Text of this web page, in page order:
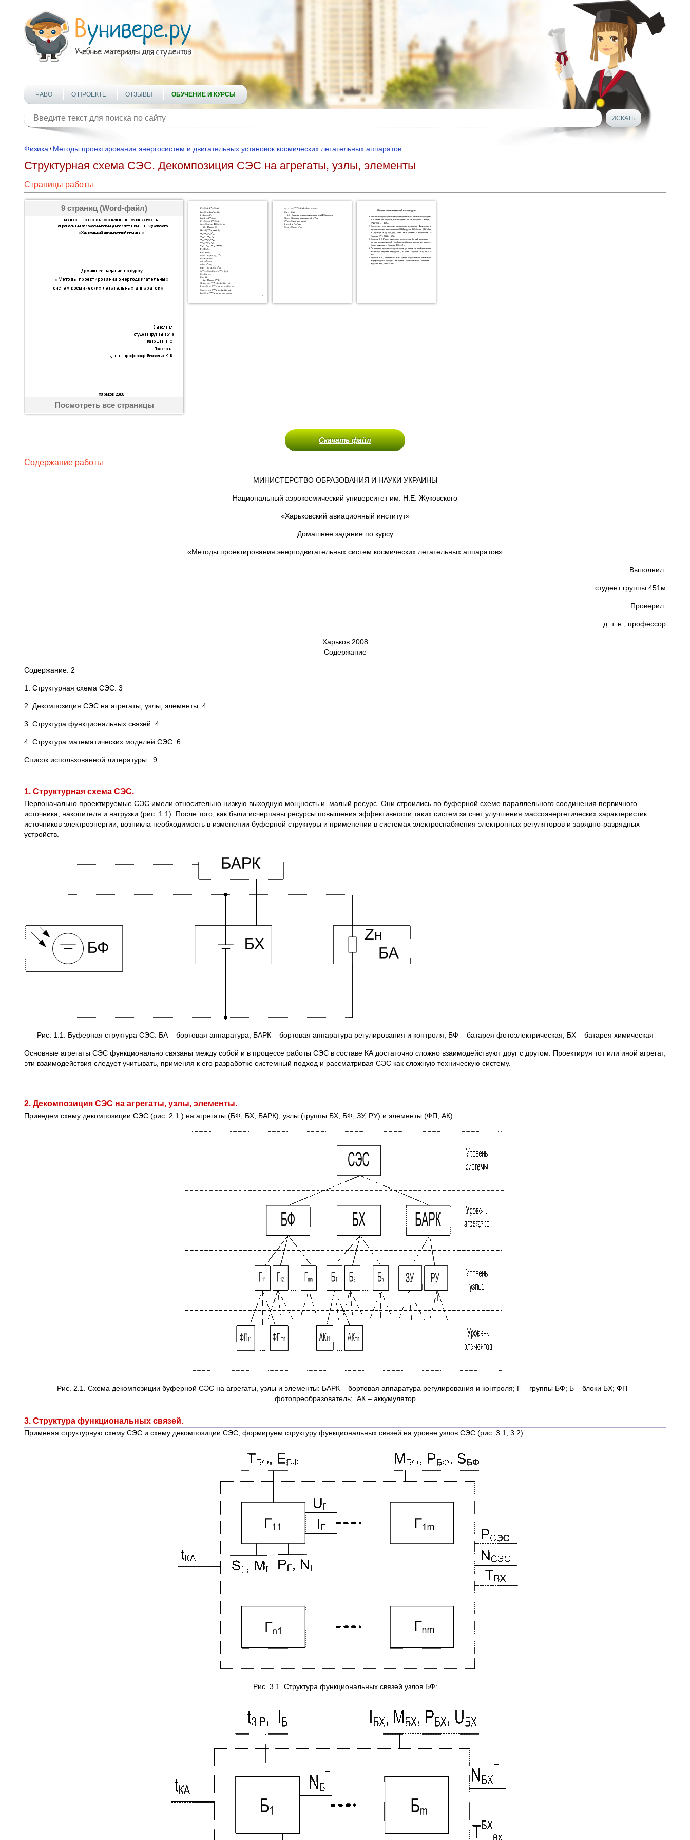
ЧАВО О ПРОЕКТЕ ОТЗЫВЫ ОБУЧЕНИЕ И КУРСЫ
Физика \ Методы проектирования энергосистем и двигательных установок космических летательных аппаратов
Структурная схема СЭС. Декомпозиция СЭС на агрегаты, узлы, элементы
Страницы работы
9 страниц (Word-файл)
Посмотреть все страницы
Скачать файл
Содержание работы
МИНИСТЕРСТВО ОБРАЗОВАНИЯ И НАУКИ УКРАИНЫ
Национальный аэрокосмический университет им. Н.Е. Жуковского
«Харьковский авиационный институт»
Домашнее задание по курсу
«Методы проектирования энергодвигательных систем космических летательных аппаратов»
Выполнил:
студент группы 451м
Проверил:
д. т. н., профессор
Харьков 2008
Содержание
Содержание. 2
1. Структурная схема СЭС. 3
2. Декомпозиция СЭС на агрегаты, узлы, элементы. 4
3. Структура функциональных связей. 4
4. Структура математических моделей СЭС. 6
Список использованной литературы.. 9
1. Структурная схема СЭС.
Первоначально проектируемые СЭС имели относительно низкую выходную мощность и малый ресурс. Они строились по буферной схеме параллельного соединения первичного
источника, накопителя и нагрузки (рис. 1.1). После того, как были исчерпаны ресурсы повышения эффективности таких систем за счет улучшения массоэнергетических характеристик
источников электроэнергии, возникла необходимость в изменении буферной структуры и применении в системах электроснабжения электронных регуляторов и зарядно-разрядных
устройств.
Рис. 1.1. Буферная структура СЭС: БА – бортовая аппаратура; БАРК – бортовая аппаратура регулирования и контроля; БФ – батарея фотоэлектрическая, БХ – батарея химическая
Основные агрегаты СЭС функционально связаны между собой и в процессе работы СЭС в составе КА достаточно сложно взаимодействуют друг с другом. Проектируя тот или иной агрегат,
эти взаимодействия следует учитывать, применяя к его разработке системный подход и рассматривая СЭС как сложную техническую систему.
2. Декомпозиция СЭС на агрегаты, узлы, элементы.
Приведем схему декомпозиции СЭС (рис. 2.1.) на агрегаты (БФ, БХ, БАРК), узлы (группы БХ, БФ, ЗУ, РУ) и элементы (ФП, АК).
Рис. 2.1. Схема декомпозиции буферной СЭС на агрегаты, узлы и элементы: БАРК – бортовая аппаратура регулирования и контроля; Г – группы БФ; Б – блоки БХ; ФП –
фотопреобразователь; АК – аккумулятор
3. Структура функциональных связей.
Применяя структурную схему СЭС и схему декомпозиции СЭС, формируем структуру функциональных связей на уровне узлов СЭС (рис. 3.1, 3.2).
Рис. 3.1. Структура функциональных связей узлов БФ: